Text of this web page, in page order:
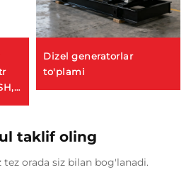
Dizel generatorlar
to'plami
taklif oling
orada siz bilan bog'lanadi.